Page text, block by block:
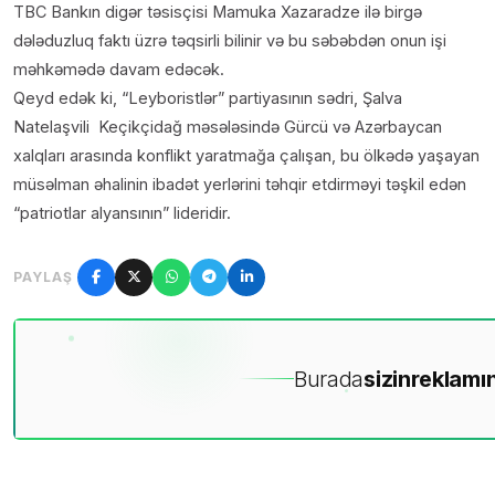
TBC Bankın digər təsisçisi Mamuka Xazaradze ilə birgə
dələduzluq faktı üzrə təqsirli bilinir və bu səbəbdən onun işi
məhkəmədə davam edəcək.
Qeyd edək ki, “Leyboristlər” partiyasının sədri, Şalva
Natelaşvili Keçikçidağ məsələsində Gürcü və Azərbaycan
xalqları arasında konflikt yaratmağa çalışan, bu ölkədə yaşayan
müsəlman əhalinin ibadət yerlərini təhqir etdirməyi təşkil edən
“patriotlar alyansının” lideridir.
PAYLAŞ
Buradasizin